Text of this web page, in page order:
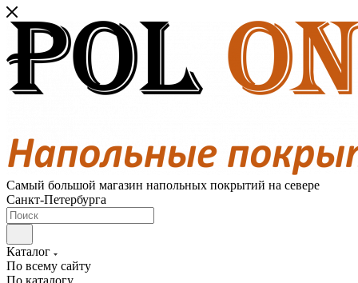
Самый большой магазин напольных покрытий на севере
Санкт-Петербурга
Каталог
По всему сайту
По каталогу